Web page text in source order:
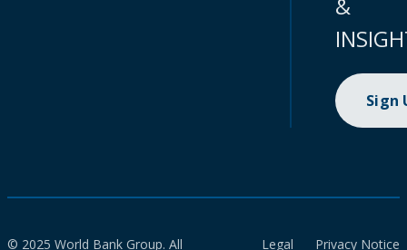
Sign
© 2025 World Bank Group. All Legal Privacy Notice